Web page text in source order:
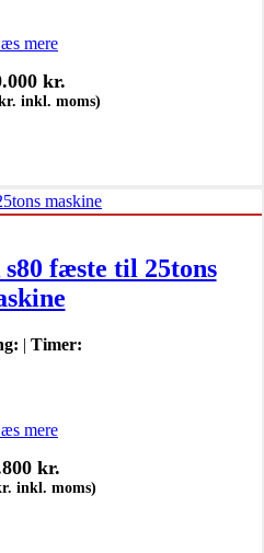
mere
kr.
inkl. moms)
fæste til 25tons
| Timer:
mere
kr.
inkl. moms)